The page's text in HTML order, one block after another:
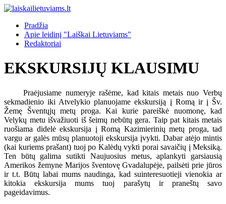
Pradžia
Apie leidinį "Laiškai Lietuviams"
Redaktoriai
EKSKURSIJŲ KLAUSIMU
Praėjusiame numeryje rašėme, kad kitais metais nuo Verbų
sekmadienio iki Atvelykio planuojame ekskursiją į Romą ir į Šv.
Žemę Šventųjų metų proga. Kai kurie pareiškė nuomonę, kad
Velykų metu išvažiuoti iš šeimų nebūtų gera. Taip pat kitais metais
ruošiama didelė ekskursija į Romą Kazimierinių metų proga, tad
vargu ar galės mūsų planuotoji ekskursija įvykti. Dabar atėjo mintis
(kai kuriems prašant) tuoj po Kalėdų vykti porai savaičių į Meksiką.
Ten būtų galima sutikti Naujuosius metus, aplankyti garsiausią
Amerikos žemyne Marijos šventovę Gvadalupėje, pailsėti prie jūros
ir t.t. Būtų labai mums naudinga, kad suinteresuotieji vienokia ar
kitokia ekskursija mums tuoj parašytų ir praneštų savo
pageidavimus.